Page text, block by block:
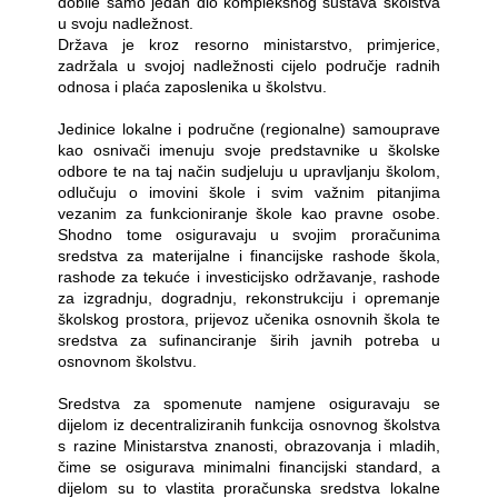
u svoju nadležnost.
Država je kroz resorno ministarstvo, primjerice,
zadržala u svojoj nadležnosti cijelo područje radnih
odnosa i plaća zaposlenika u školstvu.
Jedinice lokalne i područne (regionalne) samouprave
kao osnivači imenuju svoje predstavnike u školske
odbore te na taj način sudjeluju u upravljanju školom,
odlučuju o imovini škole i svim važnim pitanjima
vezanim za funkcioniranje škole kao pravne osobe.
Shodno tome osiguravaju u svojim proračunima
sredstva za materijalne i financijske rashode škola,
rashode za tekuće i investicijsko održavanje, rashode
za izgradnju, dogradnju, rekonstrukciju i opremanje
školskog prostora, prijevoz učenika osnovnih škola te
sredstva za sufinanciranje širih javnih potreba u
osnovnom školstvu.
Sredstva za spomenute namjene osiguravaju se
dijelom iz decentraliziranih funkcija osnovnog školstva
s razine Ministarstva znanosti, obrazovanja i mladih,
čime se osigurava minimalni financijski standard, a
dijelom su to vlastita proračunska sredstva lokalne